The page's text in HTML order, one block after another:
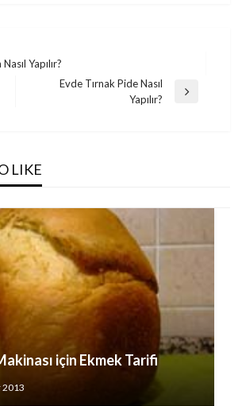
Yapılır?
Evde Tırnak Pide Nasıl
Yapılır?
LIKE
için Ekmek Tarifi
2013